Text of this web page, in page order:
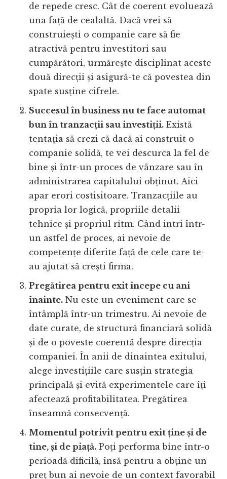
de repede cresc. Cât de coerent evoluează
una față de cealaltă. Dacă vrei să
construiești o companie care să fie
atractivă pentru investitori sau
cumpărători, urmărește disciplinat aceste
două direcții și asigură-te că povestea din
spate susține cifrele.
Succesul în business nu te face automat
bun în tranzacții sau investiții. Există
tentația să crezi că dacă ai construit o
companie solidă, te vei descurca la fel de
bine și într-un proces de vânzare sau în
administrarea capitalului obținut. Aici
apar erori costisitoare. Tranzacțiile au
propria lor logică, propriile detalii
tehnice și propriul ritm. Când intri într-
un astfel de proces, ai nevoie de
competențe diferite față de cele care te-
au ajutat să crești firma.
Pregătirea pentru exit începe cu ani
înainte. Nu este un eveniment care se
întâmplă într-un trimestru. Ai nevoie de
date curate, de structură financiară solidă
și de o poveste coerentă despre direcția
companiei. În anii de dinaintea exitului,
alege investițiile care susțin strategia
principală și evită experimentele care îți
afectează profitabilitatea. Pregătirea
înseamnă consecvență.
Momentul potrivit pentru exit ține și de
tine, și de piață. Poți performa bine într-o
perioadă dificilă, însă pentru a obține un
preț bun ai nevoie de un context favorabil